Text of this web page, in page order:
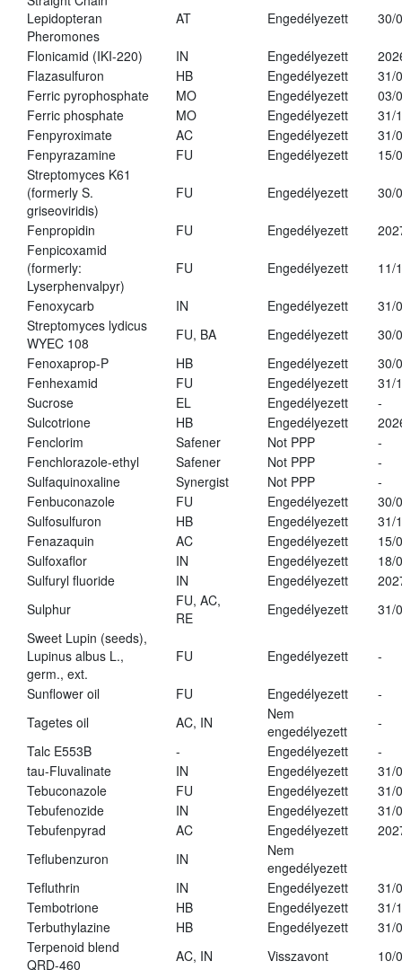
Lepidopteran
Pheromones
AT Engedélyezett 30/
Flonicamid (IKI-220) IN Engedélyezett
Flazasulfuron
HB Engedélyezett
31/
Ferric pyrophosphate
MO Engedélyezett
03/
Ferric phosphate
MO Engedélyezett
31/
Fenpyroximate
AC Engedélyezett
31/
Fenpyrazamine
FU Engedélyezett
15/
Streptomyces K61
(formerly S.
griseoviridis)
FU Engedélyezett 30/
Fenpropidin FU Engedélyezett
Fenpicoxamid
(formerly:
Lyserphenvalpyr)
FU Engedélyezett 11/
Fenoxycarb IN Engedélyezett
31/
Streptomyces lydicus
WYEC 108
FU, BA Engedélyezett
30/
Fenoxaprop-P
HB Engedélyezett
30/
Fenhexamid
FU Engedélyezett
31/
Sucrose
EL Engedélyezett
-
Sulcotrione
HB Engedélyezett
Fenclorim
Safener Not PPP
-
Fenchlorazole-ethyl
Safener Not PPP
-
Sulfaquinoxaline
Synergist Not PPP
-
Fenbuconazole
FU Engedélyezett
30/
Sulfosulfuron
HB Engedélyezett
31/
Fenazaquin
AC Engedélyezett
15/
Sulfoxaflor
IN Engedélyezett
18/
Sulfuryl fluoride
IN Engedélyezett
Sulphur
FU, AC,
RE
Engedélyezett
31/
Sweet Lupin (seeds),
Lupinus albus L.,
germ., ext.
FU Engedélyezett -
Sunflower oil FU Engedélyezett
-
Tagetes oil
AC, IN
Nem
engedélyezett
-
Talc E553B
- Engedélyezett
-
tau-Fluvalinate
IN Engedélyezett
31/
Tebuconazole
FU Engedélyezett
31/
Tebufenozide
IN Engedélyezett
31/
Tebufenpyrad
AC Engedélyezett
Teflubenzuron
IN
Nem
engedélyezett
Tefluthrin
IN Engedélyezett
31/
Tembotrione
HB Engedélyezett
31/
Terbuthylazine
HB Engedélyezett
31/
Terpenoid blend
QRD-460
AC, IN Visszavont
10/